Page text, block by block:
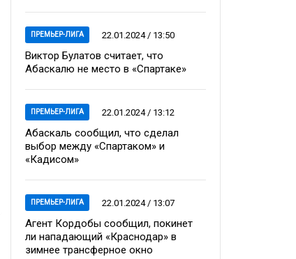
ПРЕМЬЕР-ЛИГА 22.01.2024 / 13:50
Виктор Булатов считает, что
Абаскалю не место в «Спартаке»
ПРЕМЬЕР-ЛИГА 22.01.2024 / 13:12
Абаскаль сообщил, что сделал
выбор между «Спартаком» и
«Кадисом»
ПРЕМЬЕР-ЛИГА 22.01.2024 / 13:07
Агент Кордобы сообщил, покинет
ли нападающий «Краснодар» в
зимнее трансферное окно